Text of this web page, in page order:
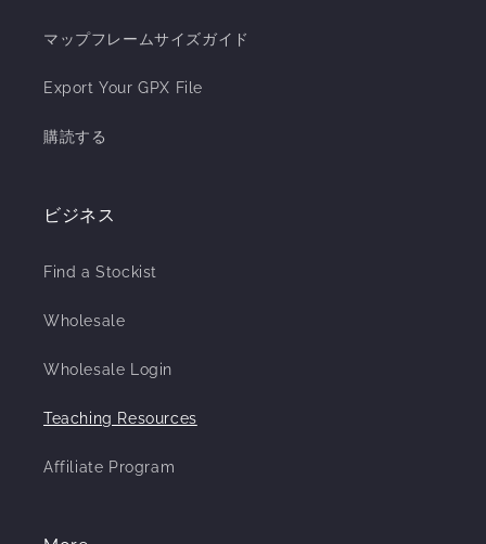
マップフレームサイズガイド
Export Your GPX File
購読する
ビジネス
Find a Stockist
Wholesale
Wholesale Login
Teaching Resources
Affiliate Program